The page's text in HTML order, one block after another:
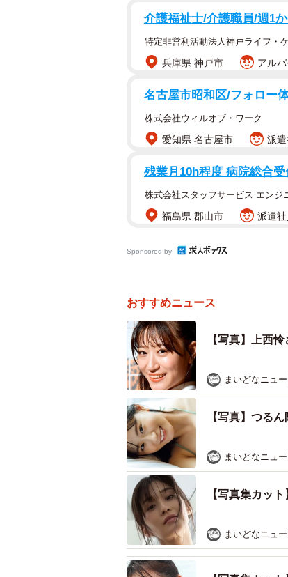
介護福祉士/介護職員/週1
特定非営利活動法人神戸ライフ・
兵庫県 神戸市 アル
名古屋市昭和区/フォロー
株式会社ウィルオブ・ワーク
愛知県 名古屋市 派
残業月10h程度 病院総合
株式会社スタッフサービス エンジ
福島県 郡山市 派遣
Sponsored by
おすすめニュース
【写真】上西
まいどなニュ
【写真】つる
まいどなニュ
【写真集カッ
まいどなニュ